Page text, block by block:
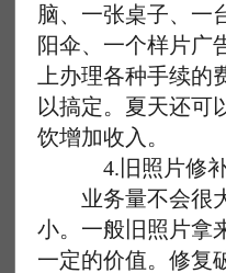
脑、一张桌子、一
阳伞、一个样片广
上办理各种手续
以搞定。夏天还可
饮增加收入。
4.旧照片修补
业务量不会很大
小。一般旧照片拿
一定的价值。修复